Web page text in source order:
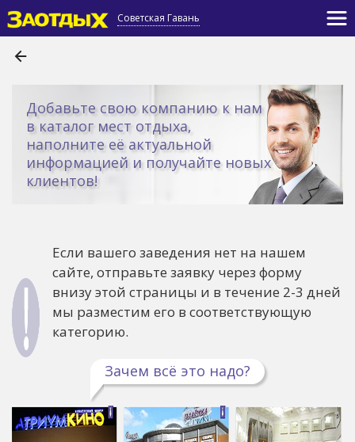
Советская Гавань
Добавьте свою компанию к нам
в каталог мест отдыха,
наполните её актуальной
информацией и получайте новых
клиентов!
Если вашего заведения нет на нашем
сайте, отправьте заявку через форму
внизу этой страницы и в течение 2-3 дней
мы разместим его в соответствующую
категорию.
Зачем всё это надо?